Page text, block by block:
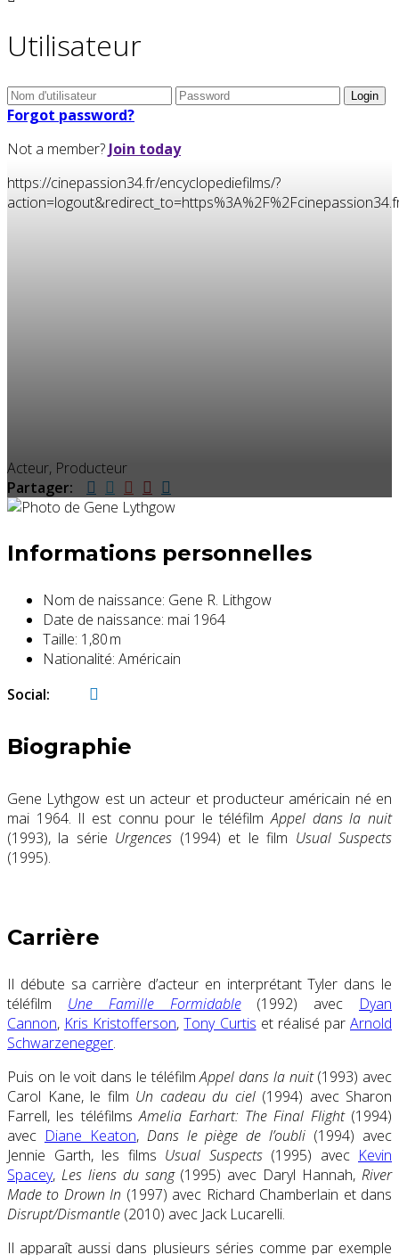
Utilisateur
Forgot password?
Not a member? Join today
https://cinepassion34.fr/encyclopediefilms/?
Acteur, Producteur
Partager:
Informations personnelles
Nom de naissance: Gene R. Lithgow
Date de naissance: mai 1964
Taille: 1,80 m
Nationalité: Américain
Social:
Biographie
Gene Lythgow est un acteur et producteur américain né en
mai 1964. Il est connu pour le téléfilmAppel dans la nuit
(1993), la série Urgences (1994) et le film Usual Suspects
(1995).
Carrière
Il débute sa carrière d’acteur en interprétant Tyler dans le
téléfilm Une Famille Formidable(1992) avec Dyan
Cannon, Kris Kristofferson,Tony Curtis et réalisé par Arnold
Schwarzenegger.
Puis on le voit dans le téléfilmAppel dans la nuit(1993) avec
Carol Kane, le film Un cadeau du ciel(1994) avec Sharon
Farrell, les téléfilmsAmelia Earhart: The Final Flight(1994)
avec Diane Keaton, Dans le piège de l’oubli (1994) avec
Jennie Garth, les films Usual Suspects(1995) avec Kevin
Spacey, Les liens du sang(1995) avec Daryl Hannah,River
Made to Drown In (1997) avec Richard Chamberlain et dans
Disrupt/Dismantle (2010) avec Jack Lucarelli.
Il apparaît aussi dans plusieurs séries comme par exemple